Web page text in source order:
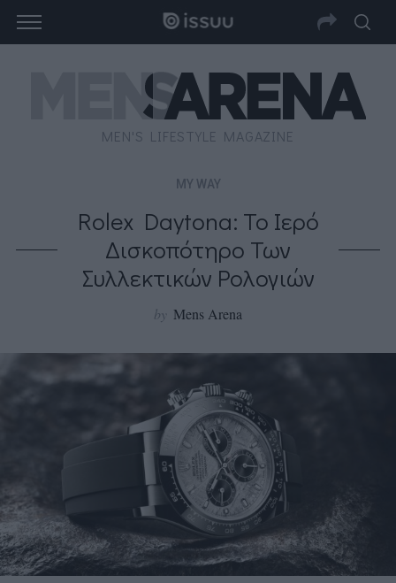
MEN'S LIFESTYLE MAGAZINE
MY WAY
Rolex Daytona: Το Ιερό
Δισκοπότηρο Των
Συλλεκτικών Ρολογιών
by Mens Arena